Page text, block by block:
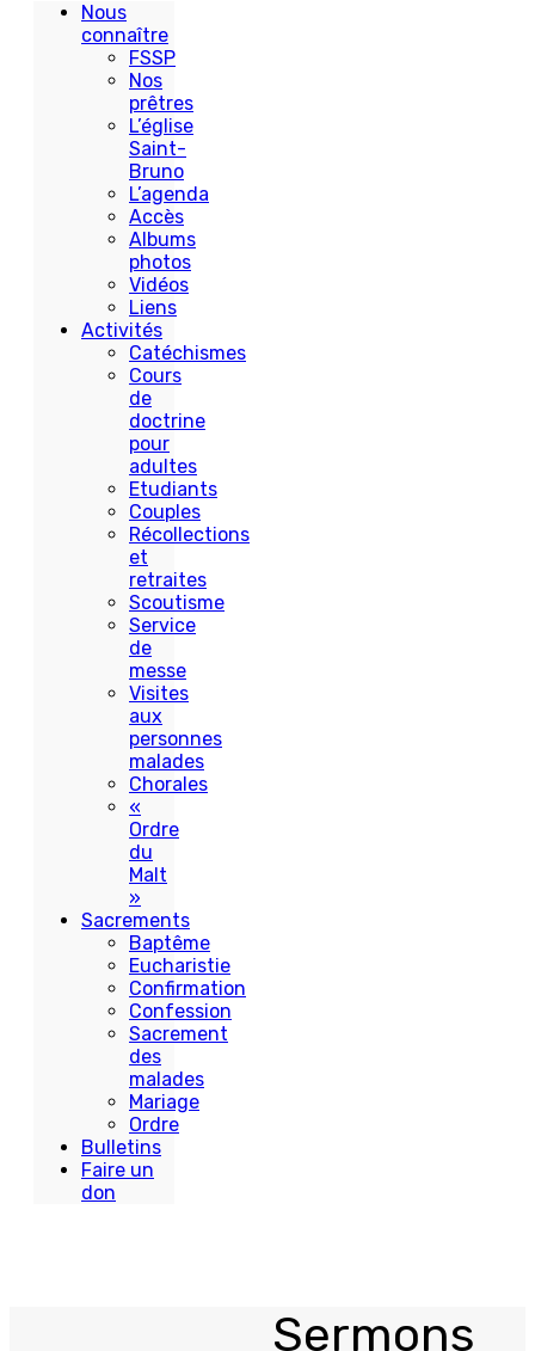
Nous
connaître
FSSP
Nos
prêtres
L’église
Saint-
Bruno
L’agenda
Accès
Albums
photos
Vidéos
Liens
Activités
Catéchismes
Cours
de
doctrine
pour
adultes
Etudiants
Couples
Récollections
et
retraites
Scoutisme
Service
de
messe
Visites
aux
personnes
malades
Chorales
«
Ordre
du
Malt
»
Sacrements
Baptême
Eucharistie
Confirmation
Confession
Sacrement
des
malades
Mariage
Ordre
Bulletins
Faire un
don
Sermons